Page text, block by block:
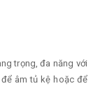
trọng, đa năng với
âm tủ kệ hoặc để